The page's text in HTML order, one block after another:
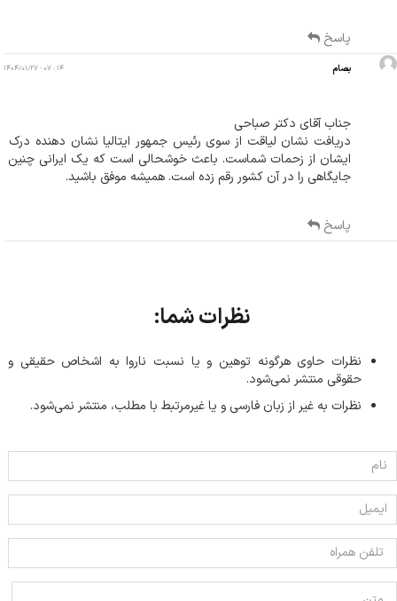
پاسخ
بصام ۱۴ : ۰۷ - ۱۴۰۴/۰۱/۲۷
دریافت نشان لیاقت از سوی رئیس جمهور ایتالیا نشان دهنده‌ درک
ایشان از زحمات شماست. باعث خوشحالی است که یک ایرانی چنین
جایگاهی را در آن کشور رقم زده است. همیشه موفق باشید.
پاسخ
نظرات شما:
نظرات حاوی هرگونه توهین و یا نسبت ناروا به اشخاص حقیقی و
حقوقی منتشر نمی‌شود.
نظرات به غیر از زبان فارسی و یا غیر‌مرتبط با مطلب، منتشر نمی‌شود.